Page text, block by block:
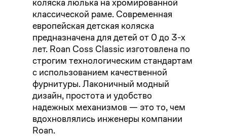
коляска люлька на хромированной
классической раме. Современная
европейская детская коляска
предназначена для детей от 0 до 3-х
лет. Roan Coss Classic изготовлена по
строгим технологическим стандартам
с использованием качественной
фурнитуры. Лаконичный модный
дизайн, простота и удобство
надежных механизмов — это то, чем
вдохновлялись инженеры компании
Roan.